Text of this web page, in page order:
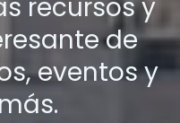
recursos y
de
eventos y